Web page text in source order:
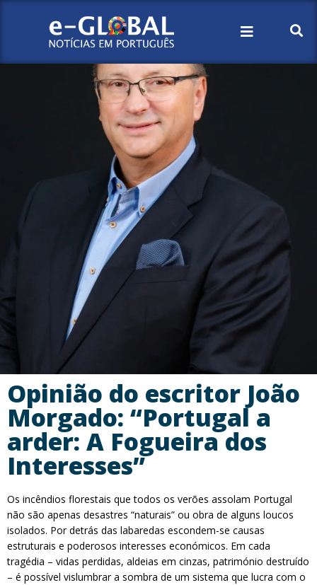
Opinião do escritor João
Morgado: “Portugal a
arder: A Fogueira dos
Interesses”
Os incêndios florestais que todos os verões assolam Portugal
não são apenas desastres “naturais” ou obra de alguns loucos
isolados. Por detrás das labaredas escondem-se causas
estruturais e poderosos interesses económicos. Em cada
tragédia – vidas perdidas, aldeias em cinzas, património destruído
– é possível vislumbrar a sombra de um sistema que lucra com o